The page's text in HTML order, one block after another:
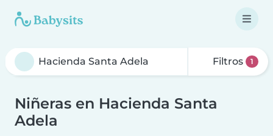
Filtros 1
Niñeras en Hacienda Santa
Adela